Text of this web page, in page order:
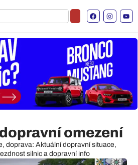
omezení
doprava: Aktuální dopravní situace,
silnic a dopravní info